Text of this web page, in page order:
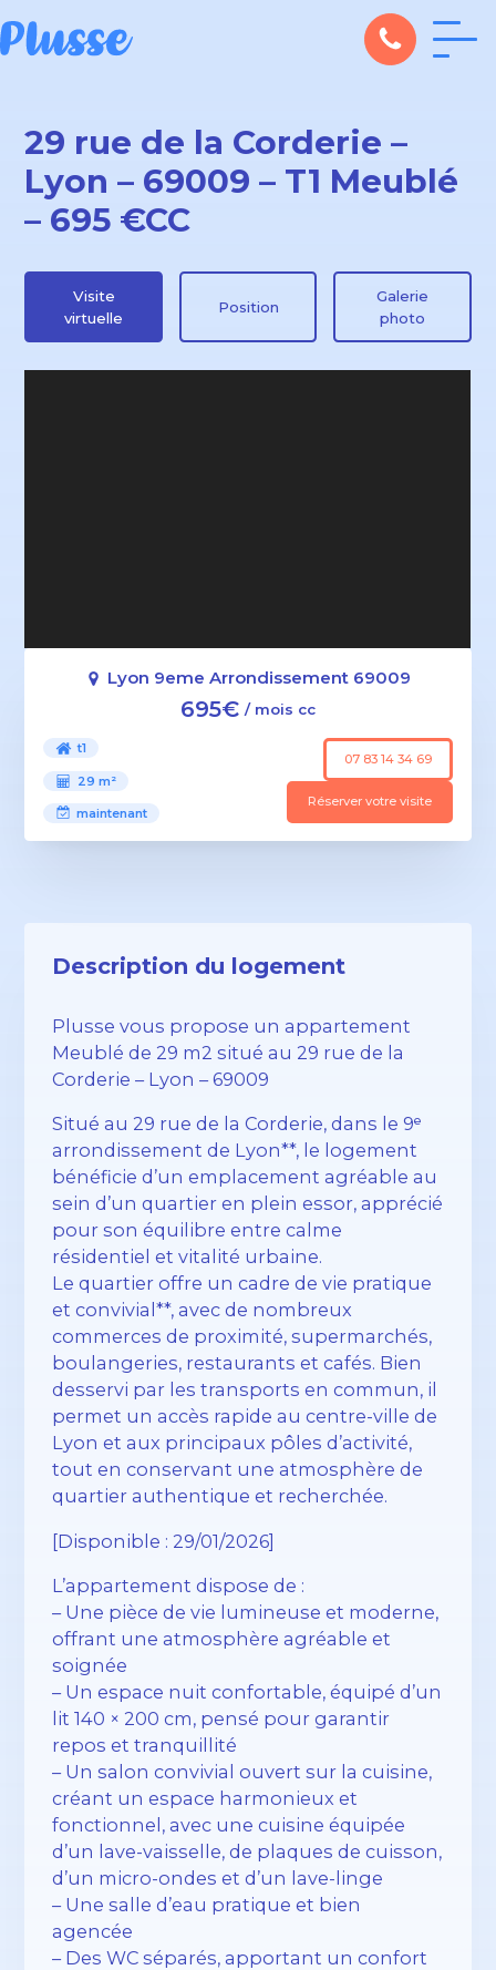
29 rue de la Corderie –
Lyon – 69009 – T1 Meublé
– 695 €CC
Visite
virtuelle
Position
Galerie
photo
Lyon 9eme Arrondissement 69009
695€ / mois cc
t1
29 m²
maintenant
07 83 14 34 69
Réserver votre visite
Description du logement
Plusse vous propose un appartement
Meublé de 29 m2 situé au 29 rue de la
Corderie – Lyon – 69009
Situé au 29 rue de la Corderie, dans le 9ᵉ
arrondissement de Lyon**, le logement
bénéficie d’un emplacement agréable au
sein d’un quartier en plein essor, apprécié
pour son équilibre entre calme
résidentiel et vitalité urbaine.
Le quartier offre un cadre de vie pratique
et convivial**, avec de nombreux
commerces de proximité, supermarchés,
boulangeries, restaurants et cafés. Bien
desservi par les transports en commun, il
permet un accès rapide au centre-ville de
Lyon et aux principaux pôles d’activité,
tout en conservant une atmosphère de
quartier authentique et recherchée.
[Disponible : 29/01/2026]
L’appartement dispose de :
– Une pièce de vie lumineuse et moderne,
offrant une atmosphère agréable et
soignée
– Un espace nuit confortable, équipé d’un
lit 140 × 200 cm, pensé pour garantir
repos et tranquillité
– Un salon convivial ouvert sur la cuisine,
créant un espace harmonieux et
fonctionnel, avec une cuisine équipée
d’un lave-vaisselle, de plaques de cuisson,
d’un micro-ondes et d’un lave-linge
– Une salle d’eau pratique et bien
agencée
– Des WC séparés, apportant un confort